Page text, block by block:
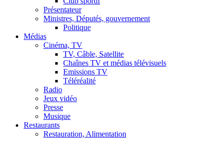
Présentateur
Ministres, Députés, gouvernement
Politique
Médias
Cinéma, TV
TV, Câble, Satellite
Chaînes TV et médias télévisuels
Emissions TV
Téléréalité
Radio
Jeux vidéo
Presse
Musique
Restaurants
Restauration, Alimentation